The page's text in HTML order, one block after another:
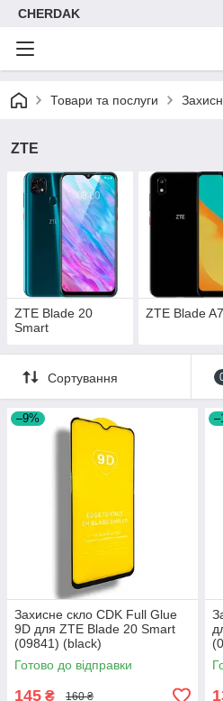
CHERDAK
Товари та послуги
ZTE
ZTE Blade 20
Smart
ZTE Blade
Сортування
–9%
Захисне скло CDK Full Glue
9D для ZTE Blade 20 Smart
(09841) (black)
Готово до відправки
145 ₴ 160 ₴